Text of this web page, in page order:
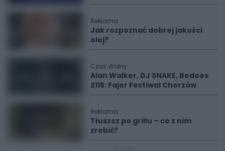
Reklama
Jak rozpoznać dobrej jakości
olej?
Czas Wolny
Alan Walker, DJ SNAKE, Bedoes
2115: Fajer Festiwal Chorzów
Reklama
Tłuszcz po grillu – co z nim
zrobić?